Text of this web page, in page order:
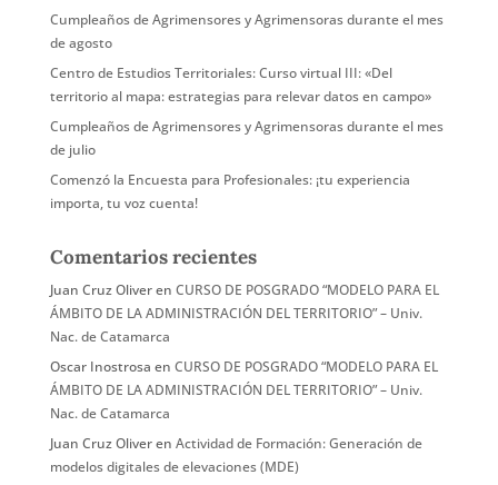
Cumpleaños de Agrimensores y Agrimensoras durante el mes
de agosto
Centro de Estudios Territoriales: Curso virtual III: «Del
territorio al mapa: estrategias para relevar datos en campo»
Cumpleaños de Agrimensores y Agrimensoras durante el mes
de julio
Comenzó la Encuesta para Profesionales: ¡tu experiencia
importa, tu voz cuenta!
Comentarios recientes
Juan Cruz Oliveren CURSO DE POSGRADO “MODELO PARA EL
ÁMBITO DE LA ADMINISTRACIÓN DEL TERRITORIO” – Univ.
Nac. de Catamarca
Oscar Inostrosa en CURSO DE POSGRADO “MODELO PARA EL
ÁMBITO DE LA ADMINISTRACIÓN DEL TERRITORIO” – Univ.
Nac. de Catamarca
Juan Cruz Oliveren Actividad de Formación: Generación de
modelos digitales de elevaciones (MDE)